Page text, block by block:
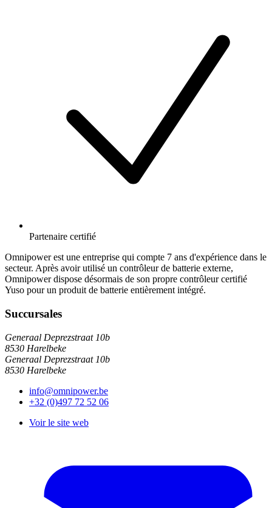
Partenaire certifié
Omnipower est une entreprise qui compte 7 ans d'expérience dans le
secteur. Après avoir utilisé un contrôleur de batterie externe,
Omnipower dispose désormais de son propre contrôleur certifié
Yuso pour un produit de batterie entièrement intégré.
Succursales
Generaal Deprezstraat 10b
8530 Harelbeke
Generaal Deprezstraat 10b
8530 Harelbeke
info@omnipower.be
+32 (0)497 72 52 06
Voir le site web